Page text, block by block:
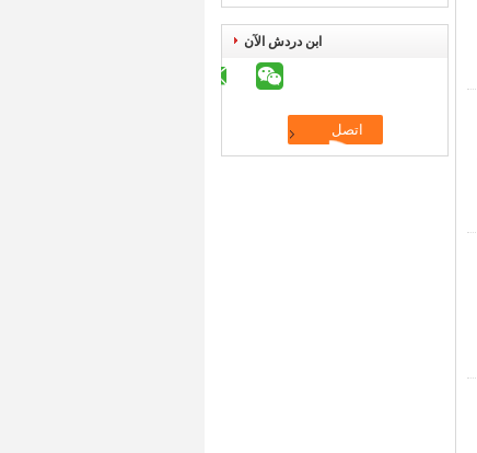
ابن دردش الآن